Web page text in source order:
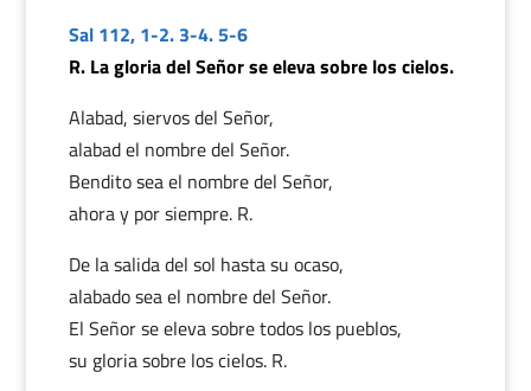
Sal 112, 1-2. 3-4. 5-6
R. La gloria del Señor se eleva sobre los cielos.
Alabad, siervos del Señor,
alabad el nombre del Señor.
Bendito sea el nombre del Señor,
ahora y por siempre. R.
De la salida del sol hasta su ocaso,
alabado sea el nombre del Señor.
El Señor se eleva sobre todos los pueblos,
su gloria sobre los cielos. R.